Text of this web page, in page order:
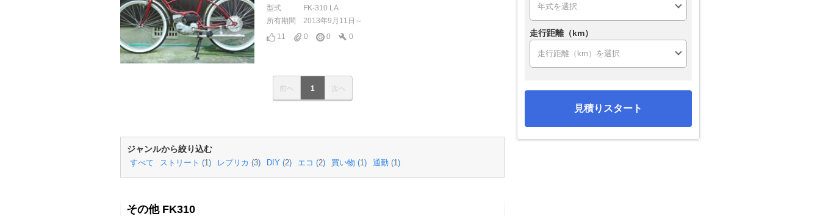
型式
FK-310 LA
所有期間
2013年9月11日～
11
0 0 0
前へ 1 次へ
ジャンルから絞り込む
すべて ストリート (1) レプリカ (3) DIY (2) エコ (2) 買い物 (1) 通勤 (1)
その他 FK310
走行距離（km）
見積りスタート